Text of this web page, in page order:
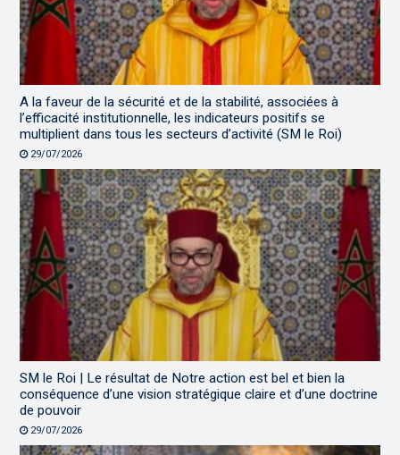
A la faveur de la sécurité et de la stabilité, associées à
l’efficacité institutionnelle, les indicateurs positifs se
multiplient dans tous les secteurs d’activité (SM le Roi)
29/07/2026
SM le Roi | Le résultat de Notre action est bel et bien la
conséquence d’une vision stratégique claire et d’une doctrine
de pouvoir
29/07/2026